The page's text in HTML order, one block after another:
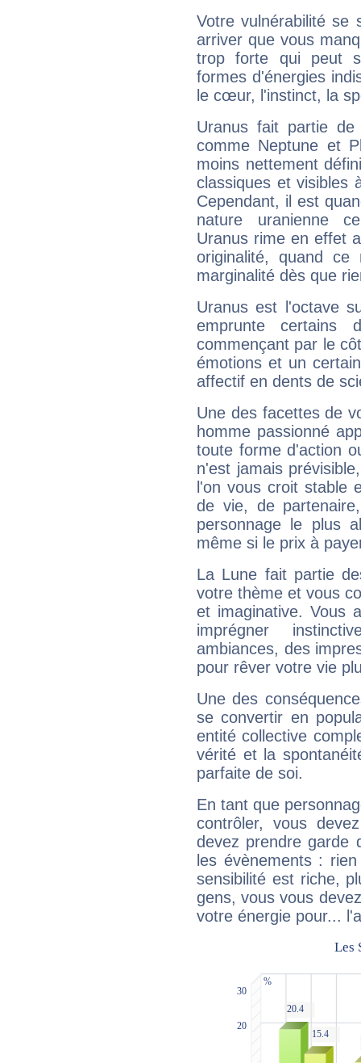
Votre vulnérabilité se
arriver que vous
trop forte qui peut
formes d'énergies
le cœur, l'instinct, la
Uranus fait partie
comme Neptune et
moins nettement
classiques et visibles
Cependant, il est
nature uranienne
Uranus rime en effet
originalité, quand ce
marginalité dès que
Uranus est l'octave
emprunte
commençant par le
émotions et un
affectif en dents de
Une des facettes de
homme passionné
toute forme d'action
n'est jamais
l'on vous croit stable
de vie, de
personnage le plus
même si le prix à
La Lune fait partie
votre thème et vous
et imaginative. Vous
imprégner
ambiances, des
pour rêver votre vie
Une des
se convertir en
entité collective
vérité et la
parfaite de soi.
En tant que
contrôler, vous
devez prendre garde
les évènements :
sensibilité est riche,
gens, vous vous
votre énergie pour...